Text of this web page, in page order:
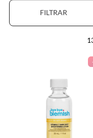
FILTRAR